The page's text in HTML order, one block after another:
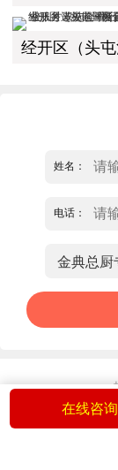
姓名：
电话：
版权所
在线咨询